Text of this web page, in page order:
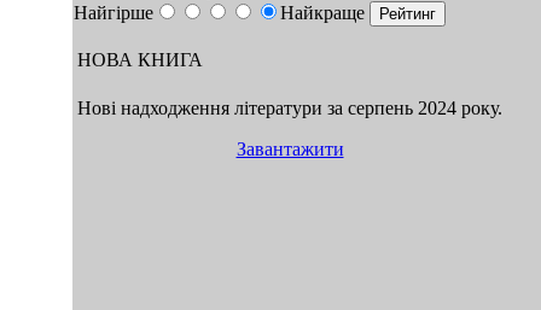
Найгірше
Найкраще
НОВА КНИГА
Нові надходження літератури за серпень 2024 року.
Завантажити